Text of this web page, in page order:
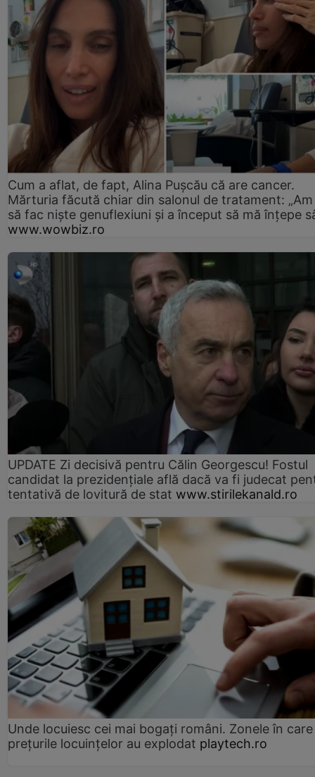
Cum a aflat, de fapt, Alina Pușcău că are cancer.
Mărturia făcută chiar din salonul de tratament:
să fac niște genuflexiuni și a început să mă înțepe
www.wowbiz.ro
UPDATE Zi decisivă pentru Călin Georgescu! Fostul
candidat la prezidențiale află dacă va fi judecat
tentativă de lovitură de stat www.stirilekanald.ro
Unde locuiesc cei mai bogați români. Zonele în care
prețurile locuințelor au explodat playtech.ro